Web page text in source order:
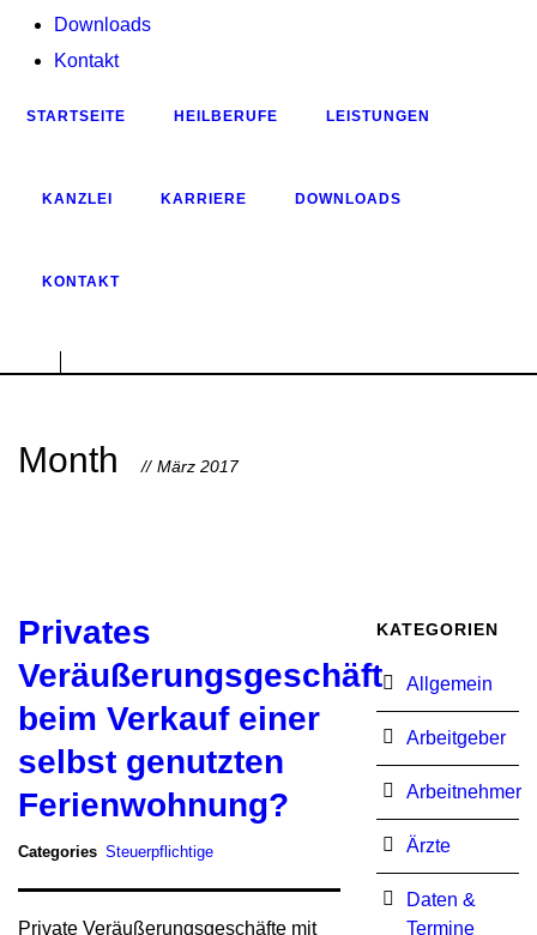
Downloads
Kontakt
STARTSEITE HEILBERUFE LEISTUNGEN
KANZLEI KARRIERE DOWNLOADS
KONTAKT
Month März 2017
Privates
Veräußerungsgeschäft
beim Verkauf einer
selbst genutzten
Ferienwohnung?
Categories Steuerpflichtige
Private Veräußerungsgeschäfte mit
KATEGORIEN
Allgemein
Arbeitgeber
Arbeitnehmer
Ärzte
Daten &
Termine